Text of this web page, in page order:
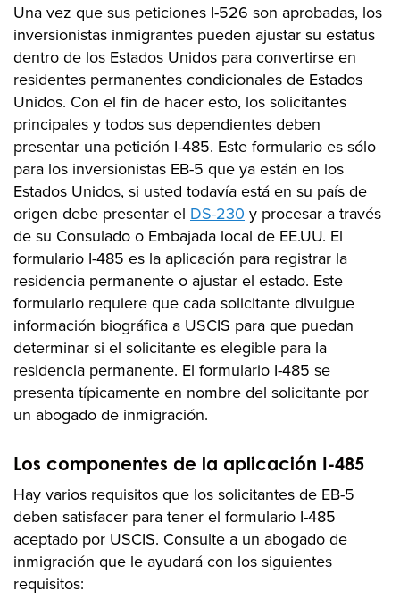
Una vez que sus peticiones I-526 son aprobadas, los
inversionistas inmigrantes pueden ajustar su estatus
dentro de los Estados Unidos para convertirse en
residentes permanentes condicionales de Estados
Unidos. Con el fin de hacer esto, los solicitantes
principales y todos sus dependientes deben
presentar una petición I-485. Este formulario es sólo
para los inversionistas EB-5 que ya están en los
Estados Unidos, si usted todavía está en su país de
origen debe presentar el DS-230 y procesar a través
de su Consulado o Embajada local de EE.UU. El
formulario I-485 es la aplicación para registrar la
residencia permanente o ajustar el estado. Este
formulario requiere que cada solicitante divulgue
información biográfica a USCIS para que puedan
determinar si el solicitante es elegible para la
residencia permanente. El formulario I-485 se
presenta típicamente en nombre del solicitante por
un abogado de inmigración.
Los componentes de la aplicación I-485
Hay varios requisitos que los solicitantes de EB-5
deben satisfacer para tener el formulario I-485
aceptado por USCIS. Consulte a un abogado de
inmigración que le ayudará con los siguientes
requisitos: